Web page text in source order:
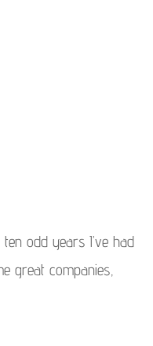
odd years I’ve had
great companies,